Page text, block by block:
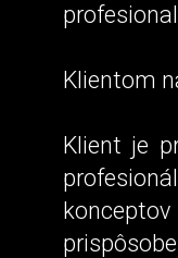
Klientom
Klient je